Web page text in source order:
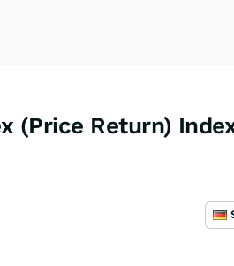
(Price Return)